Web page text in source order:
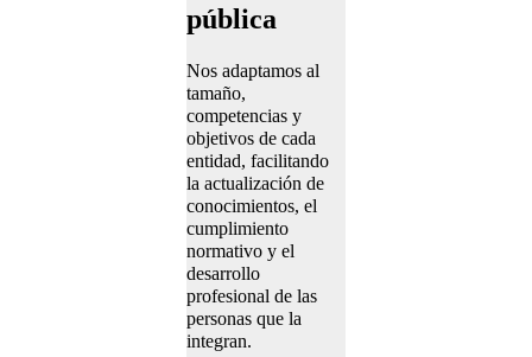
pública
Nos adaptamos al
tamaño,
competencias y
objetivos de cada
entidad, facilitando
la actualización de
conocimientos, el
cumplimiento
normativo y el
desarrollo
profesional de las
personas que la
integran.